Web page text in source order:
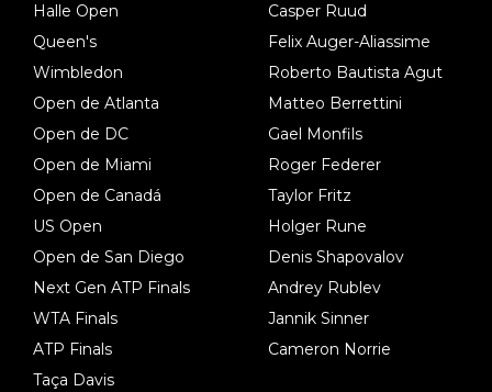
Halle Open
Queen's
Wimbledon
Open de Atlanta
Open de DC
Open de Miami
Open de Canadá
US Open
Open de San Diego
Next Gen ATP Finals
WTA Finals
ATP Finals
Taça Davis
Casper Ruud
Felix Auger-Aliassime
Roberto Bautista Agut
Matteo Berrettini
Gael Monfils
Roger Federer
Taylor Fritz
Holger Rune
Denis Shapovalov
Andrey Rublev
Jannik Sinner
Cameron Norrie